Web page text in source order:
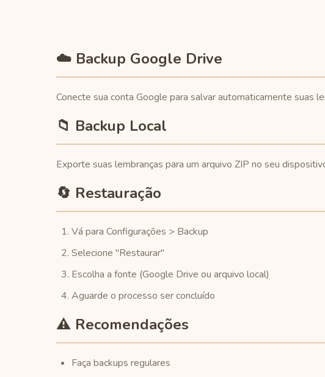
☁️ Backup Google Drive
Conecte sua conta Google para salvar automaticamente suas
📁 Backup Local
Exporte suas lembranças para um arquivo ZIP no seu
🔄 Restauração
Vá para Configurações > Backup
Selecione "Restaurar"
Escolha a fonte (Google Drive ou arquivo local)
Aguarde o processo ser concluído
⚠️ Recomendações
Faça backups regulares